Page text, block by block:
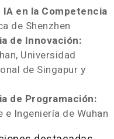
en la Competencia
de Shenzhen
de Innovación:
Universidad
de Singapur y
de Programación:
Ingeniería de Wuhan